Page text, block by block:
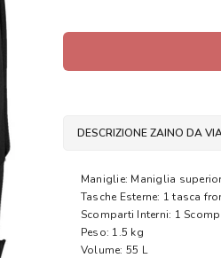
DESCRIZIONE ZAINO DA
Maniglie: Maniglia
Tasche Esterne: 1 tasca
Scomparti Interni: 1
Peso: 1.5 kg
Volume: 55 L